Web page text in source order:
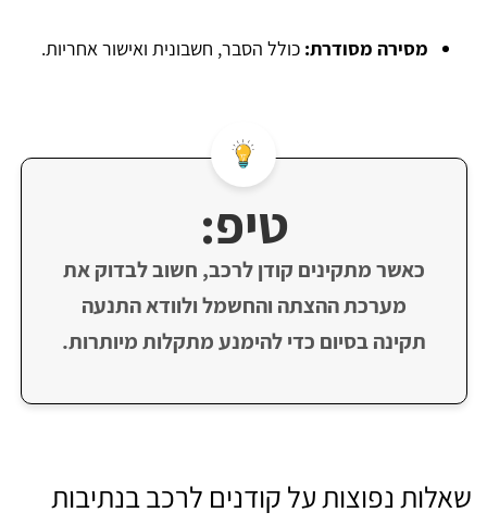
מסירה מסודרת: כולל הסבר, חשבונית ואישור אחריות.
טיפ:
כאשר מתקינים קודן לרכב, חשוב לבדוק את
מערכת ההצתה והחשמל ולוודא התנעה
תקינה בסיום כדי להימנע מתקלות מיותרות.
שאלות נפוצות על קודנים לרכב בנתיבות